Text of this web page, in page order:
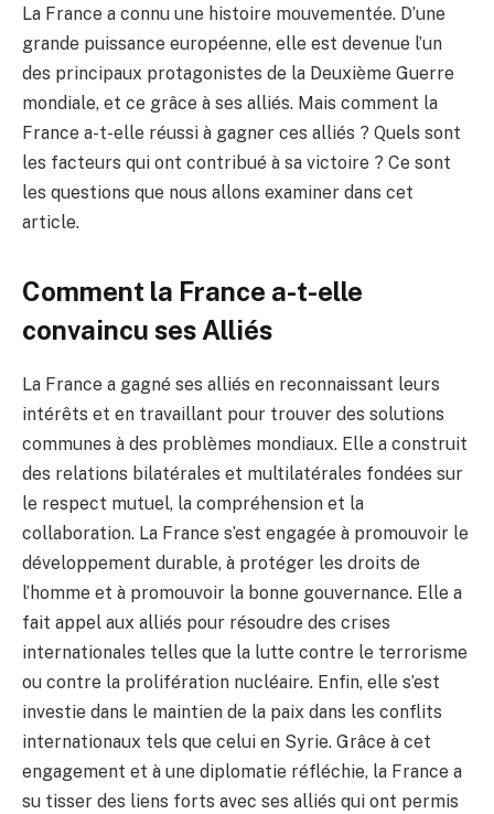
La France a connu une histoire mouvementée. D’une
grande puissance européenne, elle est devenue l’un
des principaux protagonistes de la Deuxième Guerre
mondiale, et ce grâce à ses alliés. Mais comment la
France a-t-elle réussi à gagner ces alliés ? Quels sont
les facteurs qui ont contribué à sa victoire ? Ce sont
les questions que nous allons examiner dans cet
article.
Comment la France a-t-elle
convaincu ses Alliés
La France a gagné ses alliés en reconnaissant leurs
intérêts et en travaillant pour trouver des solutions
communes à des problèmes mondiaux. Elle a construit
des relations bilatérales et multilatérales fondées sur
le respect mutuel, la compréhension et la
collaboration. La France s’est engagée à promouvoir le
développement durable, à protéger les droits de
l’homme et à promouvoir la bonne gouvernance. Elle a
fait appel aux alliés pour résoudre des crises
internationales telles que la lutte contre le terrorisme
ou contre la prolifération nucléaire. Enfin, elle s’est
investie dans le maintien de la paix dans les conflits
internationaux tels que celui en Syrie. Grâce à cet
engagement et à une diplomatie réfléchie, la France a
su tisser des liens forts avec ses alliés qui ont permis